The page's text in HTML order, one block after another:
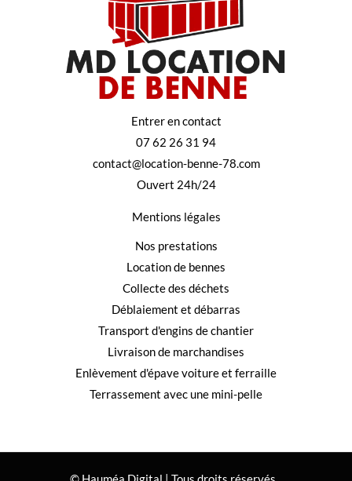
Entrer en contact
07 62 26 31 94
contact@location-benne-78.com
Ouvert 24h/24
Mentions légales
Nos prestations
Location de bennes
Collecte des déchets
Déblaiement et débarras
Transport d'engins de chantier
Livraison de marchandises
Enlèvement d'épave voiture et ferraille
Terrassement avec une mini-pelle